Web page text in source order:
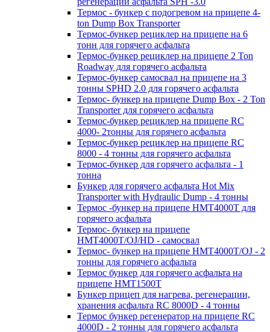
Термос - бункер с подогревом на прицепе 4-
ton Dump Box Transporter
Термос-бункер рециклер на прицепе на 6
тонн для горячего асфальта
Термос-бункер рециклер на прицепе 2 Ton
Roadway для горячего асфальта
Термос-бункер самосвал на прицепе на 3
тонны SPHD 2.0 для горячего асфальта
Термос- бункер на прицепе Dump Box - 2 Ton
Transporter для горячего асфальта
Термос-бункер рециклер на прицепе RC
4000- 2тонны для горячего асфальта
Термос-бункер рециклер на прицепе RC
8000 - 4 тонны для горячего асфальта
Термос-бункер для горячего асфальта - 1
тонна
Бункер для горячего асфальта Hot Mix
Transporter with Hydraulic Dump - 4 тонны
Термос -бункер на прицепе HMT4000T для
горячего асфальта
Термос- бункер на прицепе
HMT4000T/OJ/HD - самосвал
Термос- бункер на прицепе HMT4000T/OJ - 2
тонны для горячего асфальта
Термос бункер для горячего асфальта на
прицепе HMT1500T
Бункер прицеп для нагрева, регенерации,
хранения асфальта RC 8000D - 4 тонны
Термос бункер регенератор на прицепе RC
4000D - 2 тонны для горячего асфальта